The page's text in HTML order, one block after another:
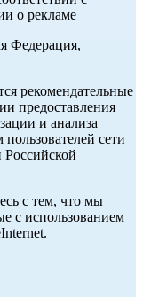
о рекламе
Федерация,
рекомендательные
предоставления
и анализа
сети
с тем, что мы
с использованием